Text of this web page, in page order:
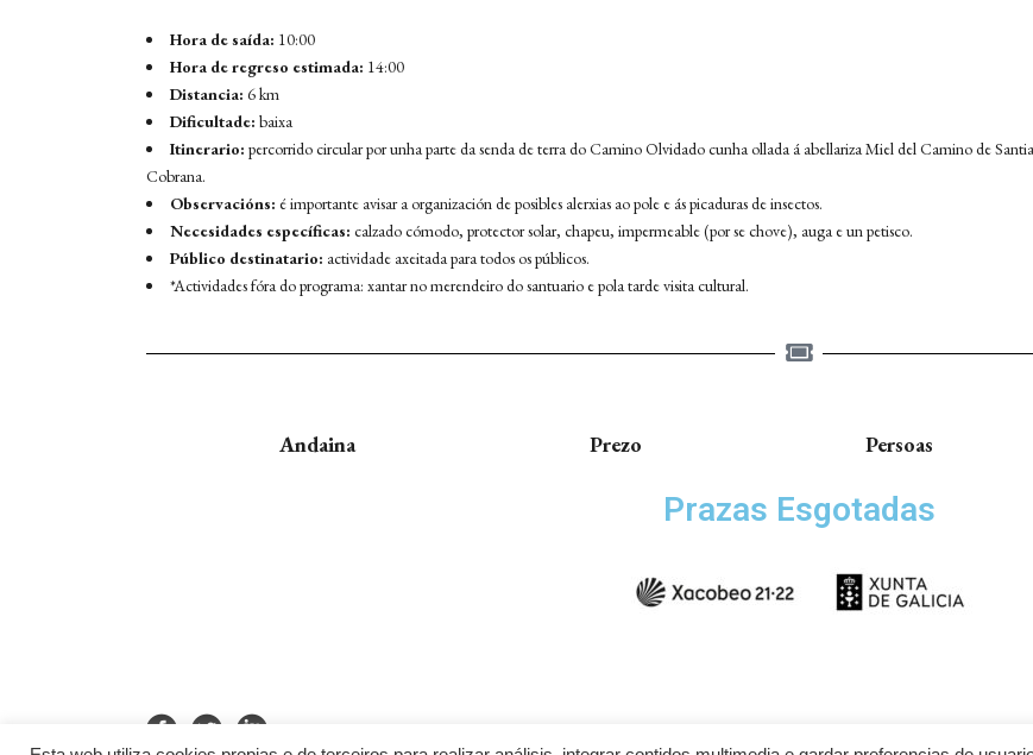
Hora de saída: 10:00
Hora de regreso estimada: 14:00
Distancia: 6 km
Dificultade: baixa
Itinerario: percorrido circular por unha parte da senda de terra do Camino Olvidado cunha ollada á abellariza Miel del Camino de
Cobrana.
Observacións: é importante avisar a organización de posibles alerxias ao pole e ás picaduras de insectos.
Necesidades específicas: calzado cómodo, protector solar, chapeu, impermeable (por se chove), auga e un petisco.
Público destinatario: actividade axeitada para todos os públicos.
*Actividades fóra do programa: xantar no merendeiro do santuario e pola tarde visita cultural.
Andaina Prezo Persoas
Prazas Esgotadas